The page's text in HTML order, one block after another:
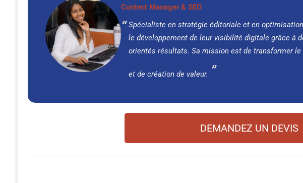
Content Manager & SEO
Spécialiste en stratégie éditoriale et en
le développement de leur visibilité digitale grâce à
orientés résultats. Sa mission est de transformer
et de création de valeur.
DEMANDEZ UN DEVIS